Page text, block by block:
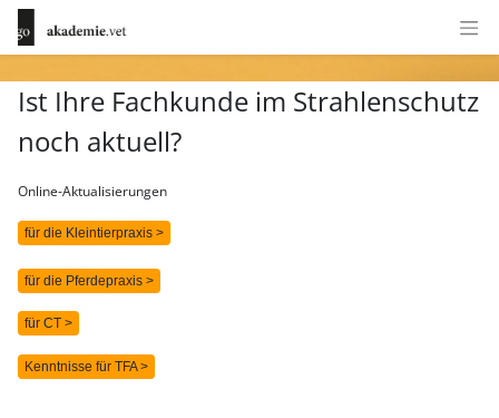
Ist Ihre Fachkunde im Strahlenschutz
noch aktuell?
Online-Aktualisierungen
für die Kleintierpraxis >
für die Pferdepraxis >
für CT >
Kenntnisse für TFA >